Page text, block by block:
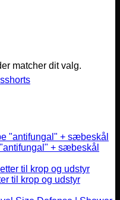
matcher dit valg.
+ sæbeskål
til krop og udstyr